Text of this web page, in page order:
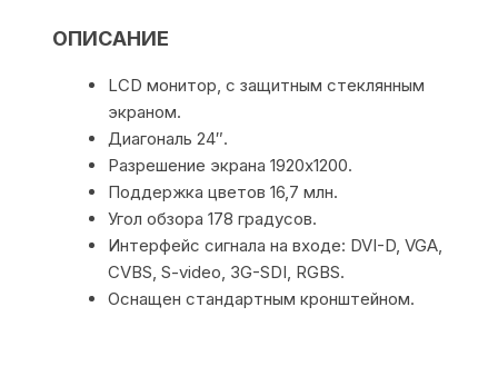
ОПИСАНИЕ
LCD монитор, с защитным стеклянным
экраном.
Диагональ 24″.
Разрешение экрана 1920х1200.
Поддержка цветов 16,7 млн.
Угол обзора 178 градусов.
Интерфейс сигнала на входе: DVI-D, VGA,
CVBS, S-video, 3G-SDI, RGBS.
Оснащен стандартным кронштейном.